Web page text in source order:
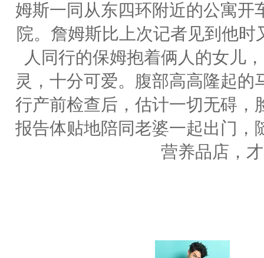
姆斯一同从东四环附近的公寓
院。詹姆斯比上次记者见到他
人同行的保姆抱着俩人的女儿
灵，十分可爱。腹部高高隆起
行产前检查后，估计一切无碍，
报告体贴地陪同老婆一起出门，
营养品店，